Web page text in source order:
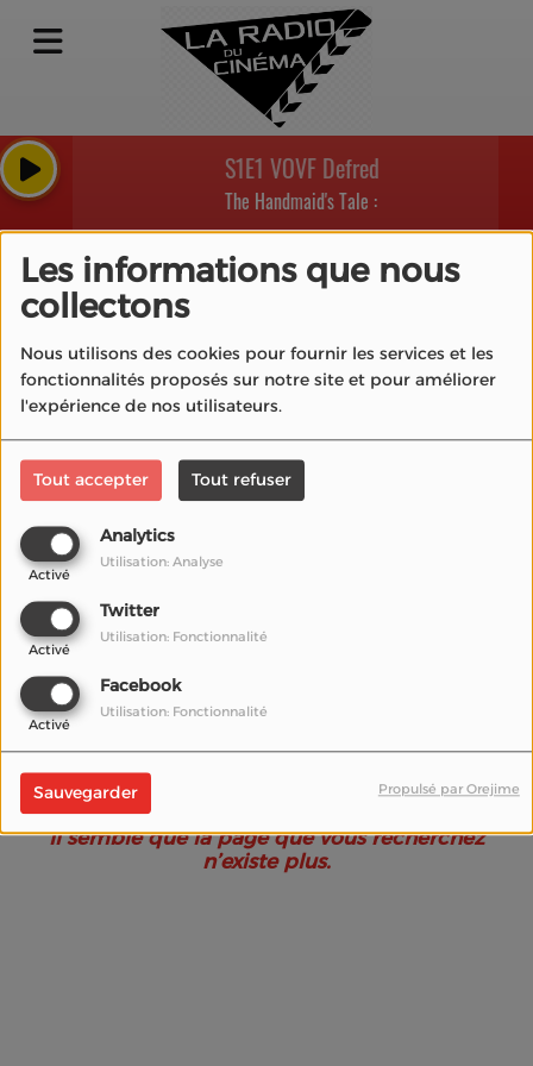
Les informations que nous
collectons
Nous utilisons des cookies pour fournir les services et les
fonctionnalités proposés sur notre site et pour améliorer
l'expérience de nos utilisateurs.
Tout accepter Tout refuser
Analytics
Activé
Utilisation: Analyse
Twitter
Activé
Utilisation: Fonctionnalité
Facebook
Activé
Utilisation: Fonctionnalité
Sauvegarder Propulsé par Orejime
S1E1 VOVF Defred (Offred)
The Handmaid's Tale : La Servante écarlate
Oups, vous avez
rencontré une erreur.
Il semble que la page que vous recherchez
n’existe plus.